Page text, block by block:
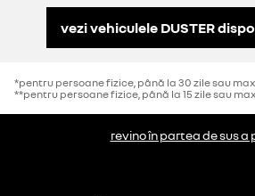
vezi vehiculele DUSTER
*pentru persoane fizice, până la 30 zile sau
**pentru persoane fizice, până la 15 zile sau
revino în partea de sus a